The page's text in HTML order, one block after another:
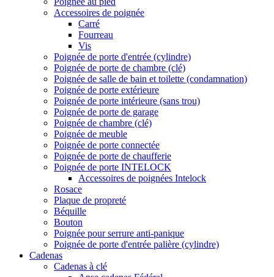
Accessoires de poignée
Carré
Fourreau
Vis
Poignée de porte d'entrée (cylindre)
Poignée de porte de chambre (clé)
Poignée de salle de bain et toilette (condamnation)
Poignée de porte extérieure
Poignée de porte intérieure (sans trou)
Poignée de porte de garage
Poignée de chambre (clé)
Poignée de meuble
Poignée de porte connectée
Poignée de porte de chaufferie
Poignée de porte INTELOCK
Accessoires de poignées Intelock
Rosace
Plaque de propreté
Béquille
Bouton
Poignée pour serrure anti-panique
Poignée de porte d'entrée palière (cylindre)
Cadenas
Cadenas à clé